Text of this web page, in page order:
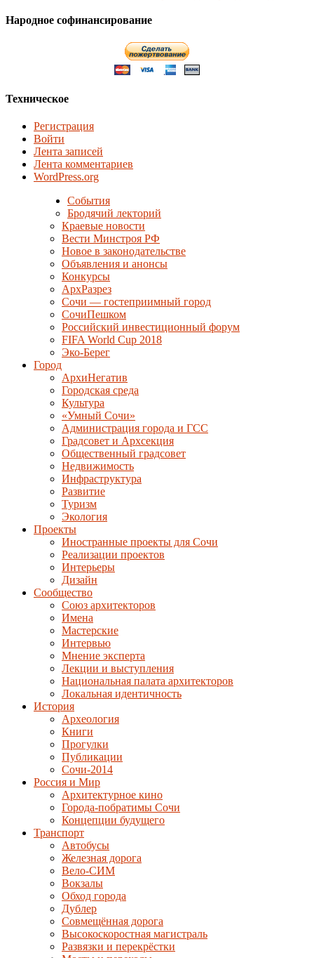
Народное софинансирование
Техническое
Регистрация
Войти
Лента записей
Лента комментариев
WordPress.org
События
Бродячий лекторий
Краевые новости
Вести Минстроя РФ
Новое в законодательстве
Объявления и анонсы
Конкурсы
АрхРазрез
Сочи — гостеприимный город
СочиПешком
Российский инвестиционный форум
FIFA World Cup 2018
Эко-Берег
Город
АрхиНегатив
Городская среда
Культура
«Умный Сочи»
Администрация города и ГСС
Градсовет и Архсекция
Общественный градсовет
Недвижимость
Инфраструктура
Развитие
Туризм
Экология
Проекты
Иностранные проекты для Сочи
Реализации проектов
Интерьеры
Дизайн
Сообщество
Союз архитекторов
Имена
Мастерские
Интервью
Мнение эксперта
Лекции и выступления
Национальная палата архитекторов
Локальная идентичность
История
Археология
Книги
Прогулки
Публикации
Сочи-2014
Россия и Мир
Архитектурное кино
Города-побратимы Сочи
Концепции будущего
Транспорт
Автобусы
Железная дорога
Вело-СИМ
Вокзалы
Обход города
Дублер
Совмещённая дорога
Высокоскоростная магистраль
Развязки и перекрёстки